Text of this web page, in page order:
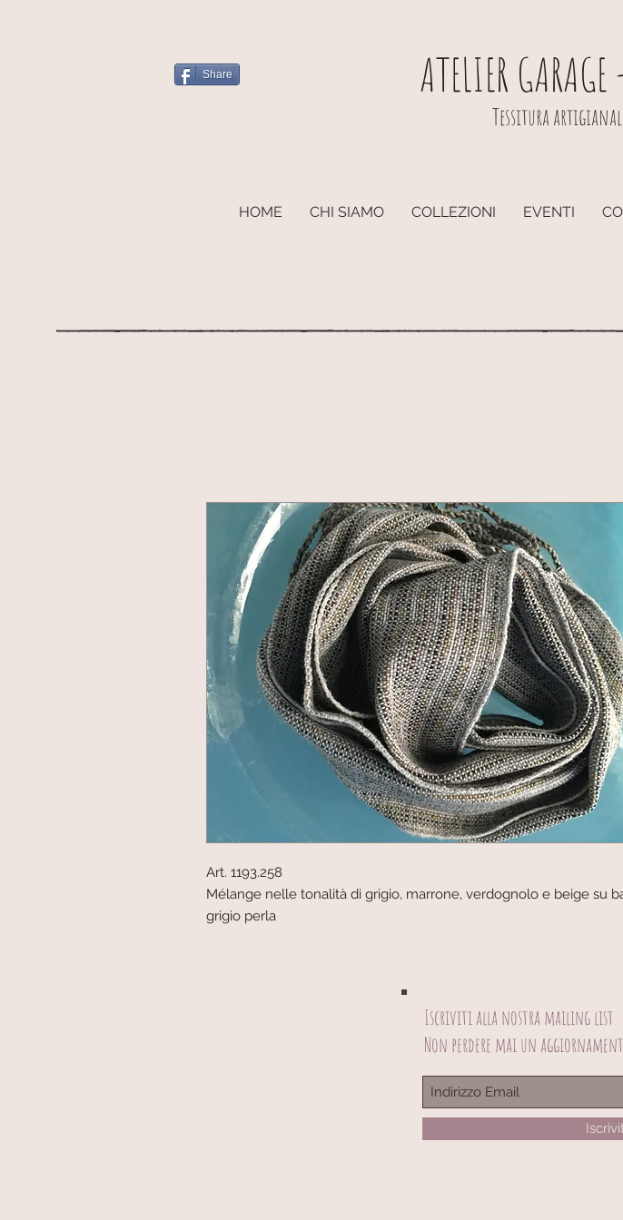
Share ATELIER
Tessitura
HOME CHI SIAMO COLLEZIONI EVENTI
Art. 1193.258
Mélange nelle tonalità di grigio, marrone, verdognolo e beige su
grigio perla
© 2023 by Scarves Wraps.
Iscriviti alla nostra mailing list
Non perdere mai un